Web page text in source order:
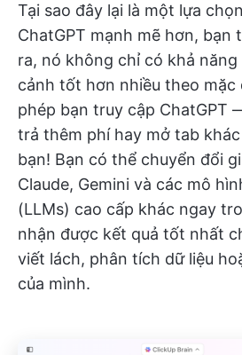
Tại sao đây lại là một lựa
ChatGPT mạnh mẽ hơn, bạn
ra, nó không chỉ có khả
cảnh tốt hơn nhiều theo mặc
phép bạn truy cập ChatGPT
trả thêm phí hay mở tab
bạn! Bạn có thể chuyển đổi
Claude, Gemini và các mô
(LLMs) cao cấp khác ngay
nhận được kết quả tốt nhất
viết lách, phân tích dữ liệu
của mình.